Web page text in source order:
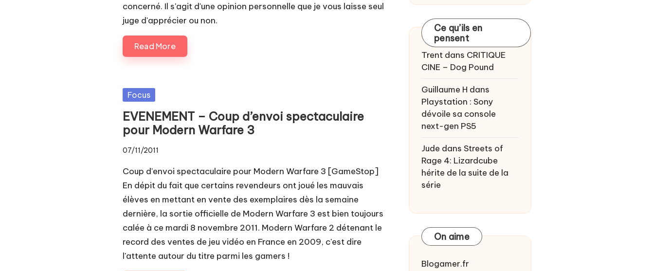
concerné. Il s'agit d'une opinion personnelle que je vous laisse seul
juge d'apprécier ou non.
Read More
Posted
Focus
EVENEMENT – Coup d’envoi spectaculaire
pour Modern Warfare 3
07/11/2011
Coup d'envoi spectaculaire pour Modern Warfare 3 [GameStop]
En dépit du fait que certains revendeurs ont joué les mauvais
élèves en mettant en vente des exemplaires dès la semaine
dernière, la sortie officielle de Modern Warfare 3 est bien toujours
calée à ce mardi 8 novembre 2011. Modern Warfare 2 détenant le
record des ventes de jeu vidéo en France en 2009, c'est dire
l'attente autour du titre parmi les gamers !
Ce qu’ils en
pensent
Trent dans CRITIQUE
CINE – Dog Pound
Guillaume H dans
Playstation : Sony
dévoile sa console
next-gen PS5
Jude dans Streets of
Rage 4: Lizardcube
hérite de la suite de la
série
On aime
Blogamer.fr